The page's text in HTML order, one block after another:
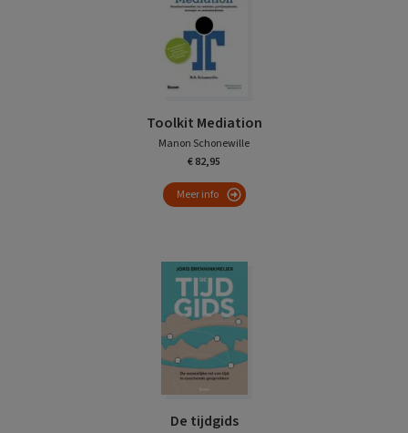
Toolkit Mediation
Manon Schonewille
€ 82,95
Meer info
De tijdgids